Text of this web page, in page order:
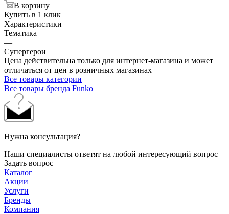
В корзину
Купить в 1 клик
Характеристики
Тематика
—
Супергерои
Цена действительна только для интернет-магазина и может
отличаться от цен в розничных магазинах
Все товары категории
Все товары бренда Funko
Нужна консультация?
Наши специалисты ответят на любой интересующий вопрос
Задать вопрос
Каталог
Акции
Услуги
Бренды
Компания